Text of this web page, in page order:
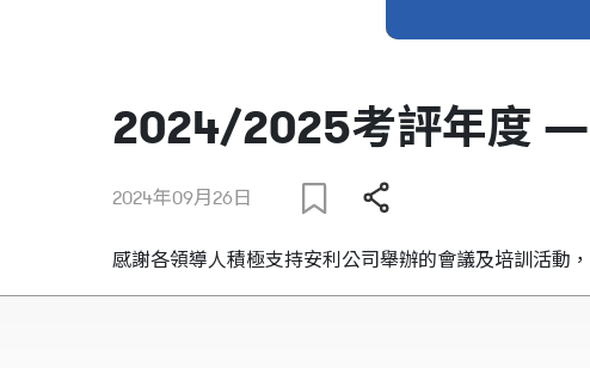
2024/2025考評年度 —
2024年09月26日
感謝各領導人積極支持安利公司舉辦的會議及培訓活動